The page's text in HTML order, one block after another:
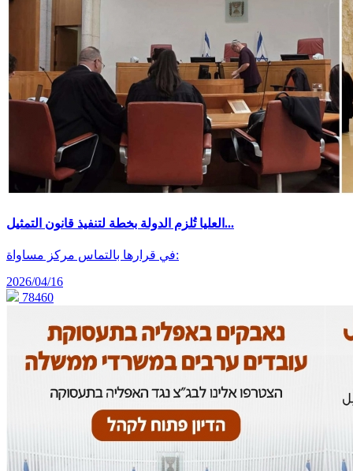
العليا تُلزم الدولة بخطة لتنفيذ قانون التمثيل...
في قرارها بالتماس مركز مساواة:
2026/04/16
78460